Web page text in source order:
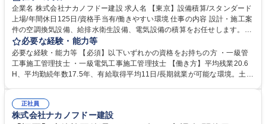
企業名 株式会社ナカノフドー建設 求人名 【東京】設備積算/スタンダード
上場/年間休日125日/資格手当有/働きやすい環境 仕事の内容 設計・施工案
件の空調換気設備、給排水衛生設備、電気設備の積算をお任せします。S
造・RC造/5，000～10，000平方メートル規模の工場、物流施設、商業施
設を中心にマンション等もお任せする場合があります。 【研修制度】年齢
や階層に応じた研修制度、資格支援制度有 【グローバルに活躍できる環
境】売上の約3～4割が海外建設となるため、海外建設にも携われるチャン
定を受けました。 募集職種 【東京】設備積算/スタンダード上場/年間休日
125日/資格手当有/働きやすい環境
必要な経験・能力等
必要な経験・能力等 【必須】以下いずれかの資格をお持ちの方 ・一級管
工事施工管理技士 ・一級電気工事施工管理技士 【働き方】平均残業20.6
H、平均勤続年数17.5年、有給取得平均11日/長期就業が可能な環境。土日
等に応じた研修制度が充実、資格支援制度もあり。社員ひとりひとりのス
キルアップを後押ししています。 学歴・資格 学歴：大学院 大学 高専 短大
正社員
株式会社ナカノフドー建設